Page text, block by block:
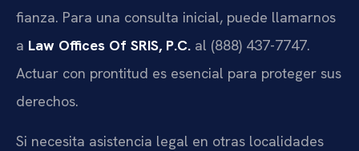
fianza. Para una consulta inicial, puede llamarnos
a Law Offices Of SRIS, P.C. al (888) 437-7747.
Actuar con prontitud es esencial para proteger sus
derechos.
Si necesita asistencia legal en otras localidades